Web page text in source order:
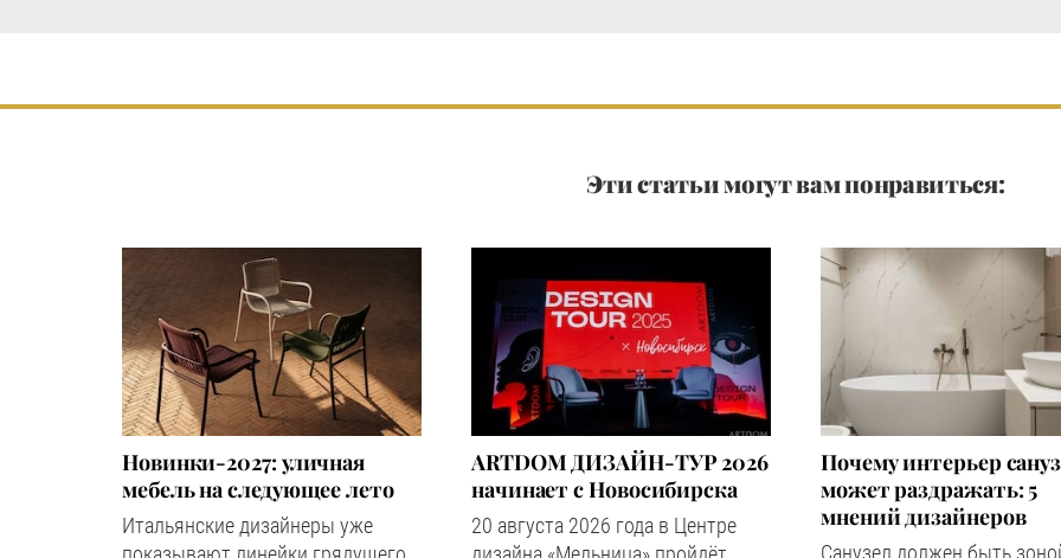
Эти статьи могут вам понравиться:
Новинки-2027: уличная
мебель на следующее лето
Итальянские дизайнеры уже
ARTDOM ДИЗАЙН-ТУР 2026
начинает с Новосибирска
20 августа 2026 года в Центре
Почему интерьер
может раздражать: 5
мнений дизайнеров
Санузел должен быть